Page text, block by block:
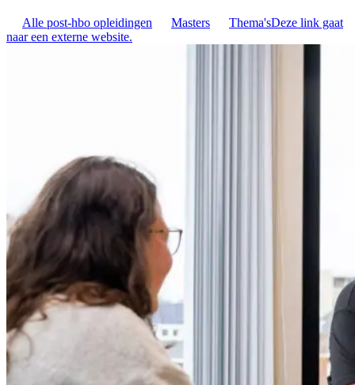
Alle post-hbo opleidingen Masters Thema'sDeze link gaat
naar een externe website.